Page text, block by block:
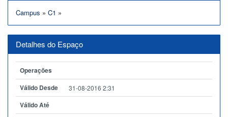
Campus » C1 »
Detalhes do Espaço
Operações
Válido Desde
31-08-2016 2:31
Válido Até